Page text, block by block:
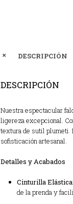
DESCRIPCIÓN
DESCRIPCIÓN
Nuestra espectacular
ligereza excepcional.
textura de sutil plumeti.
sofisticación artesanal.
Detalles y Acabados
Cinturilla Elástica:
de la prenda y